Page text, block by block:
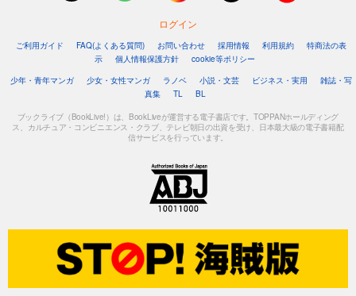
ログイン
ご利用ガイド FAQ(よくある質問) お問い合わせ 採用情報 利用規約
特商法の表
示
個人情報保護方針
cookie等ポリシー
少年・青年マンガ
少女・女性マンガ ラノベ 小説・文芸 ビジネス・実用
雑誌・写
真集
TL BL
ブックライブ（BookLive!）は、BookLiveが運営する電子書店です。TOPPANホールディング
ス、カルチュア・コンビニエンス・クラブ、テレビ朝日の出資を受け、日本最大級の電子書籍配
信サービスを行っています。